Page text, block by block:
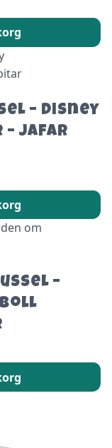
– Disney
– Jafar
–